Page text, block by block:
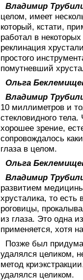
Владимир
целом, имеет
который, кстати,
работал в
реклинация
простого
помутневший
Ольга
Владимир
10 миллиметров и
стекловидного
хорошее зрение,
сопровождалось
глаза в целом.
Ольга
Владимир
развитием
хрусталика, то есть
роговицы,
из глаза. Это одна
применяется, хотя
Позже был
удалялся целиком,
метод
удалялся целиком.